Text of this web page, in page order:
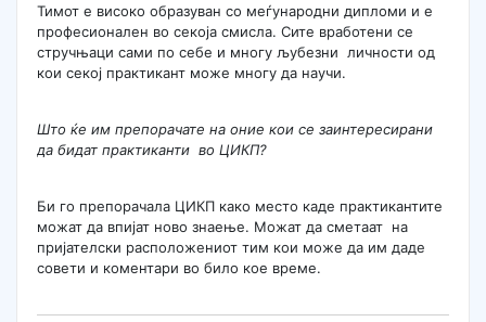
Тимот е високо образуван со меѓународни дипломи и е
професионален во секоја смисла. Сите вработени се
стручњаци сами по себе и многу љубезни личности од
кои секој практикант може многу да научи.
Што ќе им препорачате на оние кои се заинтересирани
да бидат практиканти во ЦИКП?
Би го препорачала ЦИКП како место каде практикантите
можат да впијат ново знаење. Можат да сметаат на
пријателски расположениот тим кои може да им даде
совети и коментари во било кое време.